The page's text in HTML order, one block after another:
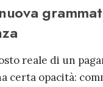
reale di un
certa opacità: